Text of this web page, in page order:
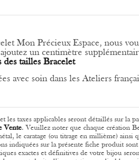
Mon Précieux Espace, nous
un centimètre
des tailles Bracelet
avec soin dans les Ateliers
taxes applicables seront détaillés sur la
Vente.Veuillez noter que chaque création
le caratage (ou titrage en millième)
indiquées sur la présente fiche produit
exactes et définitives de votre bijou